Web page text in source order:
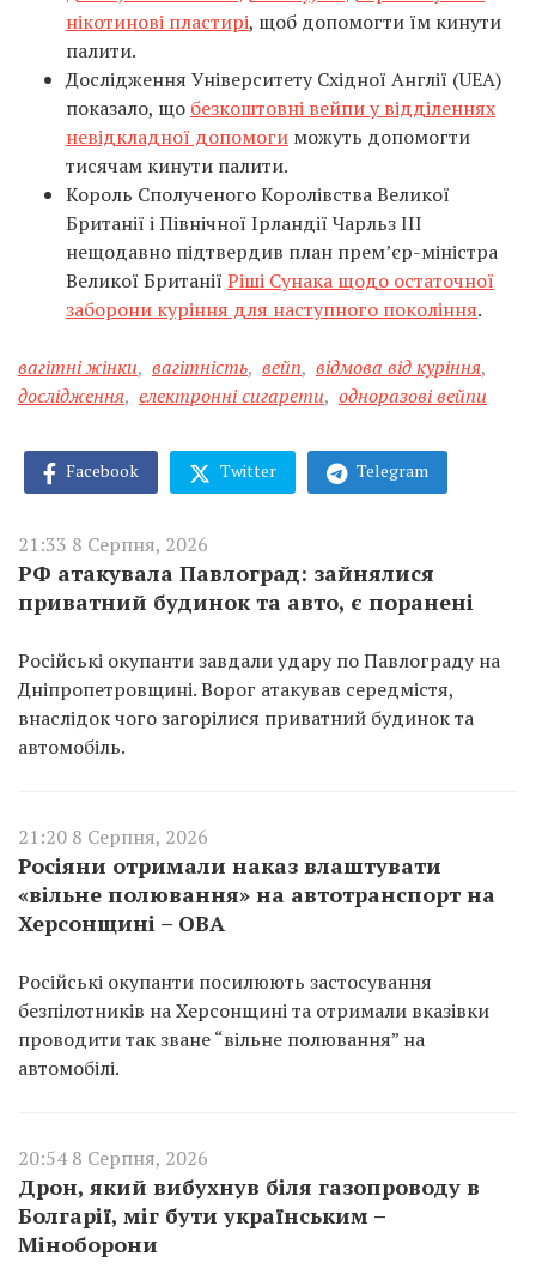
нікотинові пластирі, щоб допомогти їм кинути
палити.
Дослідження Університету Східної Англії (UEA)
показало, що безкоштовні вейпи у відділеннях
невідкладної допомоги можуть допомогти
тисячам кинути палити.
Король Сполученого Королівства Великої
Британії і Північної Ірландії Чарльз III
нещодавно підтвердив план прем’єр-міністра
Великої Британії Ріші Сунака щодо остаточної
заборони куріння для наступного покоління.
вагітні жінки, вагітність, вейп, відмова від куріння,
дослідження, електронні сигарети, одноразові вейпи
Facebook Twitter Telegram
21:33 8 Серпня, 2026
РФ атакувала Павлоград: зайнялися
приватний будинок та авто, є поранені
Російські окупанти завдали удару по Павлограду на
Дніпропетровщині. Ворог атакував середмістя,
внаслідок чого загорілися приватний будинок та
автомобіль.
21:20 8 Серпня, 2026
Росіяни отримали наказ влаштувати
«вільне полювання» на автотранспорт на
Херсонщині – ОВА
Російські окупанти посилюють застосування
безпілотників на Херсонщині та отримали вказівки
проводити так зване “вільне полювання” на
автомобілі.
20:54 8 Серпня, 2026
Дрон, який вибухнув біля газопроводу в
Болгарії, міг бути українським –
Міноборони